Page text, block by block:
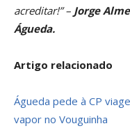
acreditar!” – Jorge
Águeda.
Artigo relacionado
Águeda pede à CP
vapor no Vouguinha